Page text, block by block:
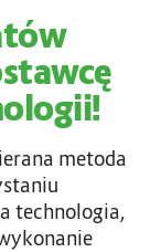
metoda
technologia,